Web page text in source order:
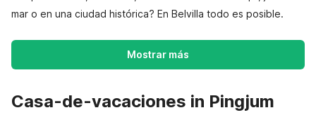
mar o en una ciudad histórica? En Belvilla todo es posible.
Mostrar más
Casa-de-vacaciones in Pingjum